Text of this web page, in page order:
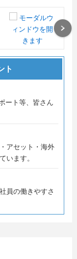
ト
ート等、皆さん
アセット・海外
います。
員の働きやすさ